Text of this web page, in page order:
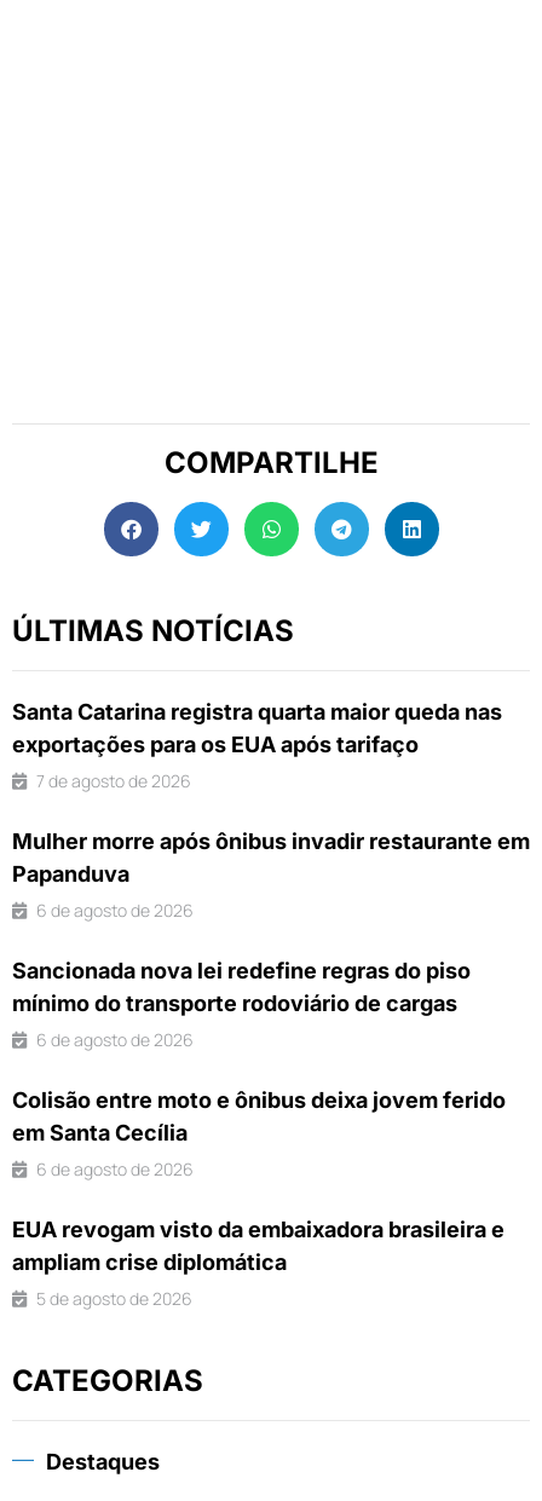
COMPARTILHE
ÚLTIMAS NOTÍCIAS
Santa Catarina registra quarta maior queda nas
exportações para os EUA após tarifaço
7 de agosto de 2026
Mulher morre após ônibus invadir restaurante em
Papanduva
6 de agosto de 2026
Sancionada nova lei redefine regras do piso
mínimo do transporte rodoviário de cargas
6 de agosto de 2026
Colisão entre moto e ônibus deixa jovem ferido
em Santa Cecília
6 de agosto de 2026
EUA revogam visto da embaixadora brasileira e
ampliam crise diplomática
5 de agosto de 2026
CATEGORIAS
Destaques